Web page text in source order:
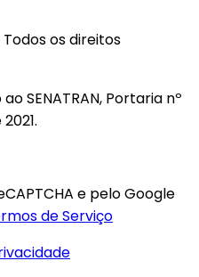
os direitos
SENATRAN, Portaria nº
e pelo Google
de Serviço